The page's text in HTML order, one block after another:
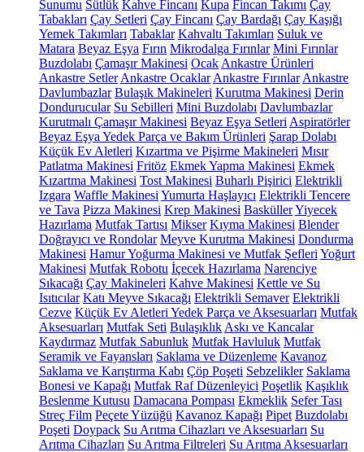
Sunumu Sütlük Kahve Fincanı Kupa Fincan Takımı Çay
Tabakları Çay Setleri Çay Fincanı Çay Bardağı Çay Kaşığı
Yemek Takımları Tabaklar Kahvaltı Takımları Suluk ve
Matara Beyaz Eşya Fırın Mikrodalga Fırınlar Mini Fırınlar
Buzdolabı Çamaşır Makinesi Ocak Ankastre Ürünleri
Ankastre Setler Ankastre Ocaklar Ankastre Fırınlar Ankastre
Davlumbazlar Bulaşık Makineleri Kurutma Makinesi Derin
Dondurucular Su Sebilleri Mini Buzdolabı Davlumbazlar
Kurutmalı Çamaşır Makinesi Beyaz Eşya Setleri Aspiratörler
Beyaz Eşya Yedek Parça ve Bakım Ürünleri Şarap Dolabı
Küçük Ev Aletleri Kızartma ve Pişirme Makineleri Mısır
Patlatma Makinesi Fritöz Ekmek Yapma Makinesi Ekmek
Kızartma Makinesi Tost Makinesi Buharlı Pişirici Elektrikli
Izgara Waffle Makinesi Yumurta Haşlayıcı Elektrikli Tencere
ve Tava Pizza Makinesi Krep Makinesi BasküllerYiyecek
Hazırlama Mutfak Tartısı Mikser Kıyma Makinesi Blender
Doğrayıcı ve Rondolar Meyve Kurutma Makinesi Dondurma
Makinesi Hamur Yoğurma Makinesi ve Mutfak Şefleri Yoğurt
Makinesi Mutfak Robotu İçecek Hazırlama Narenciye
Sıkacağı Çay Makineleri Kahve Makinesi Kettle ve Su
Isıtıcılar Katı Meyve Sıkacağı Elektrikli Semaver Elektrikli
Cezve Küçük Ev Aletleri Yedek Parça ve Aksesuarları Mutfak
Aksesuarları Mutfak Seti Bulaşıklık Askı ve Kancalar
Kaydırmaz Mutfak Sabunluk Mutfak Havluluk Mutfak
Seramik ve Fayansları Saklama ve Düzenleme Kavanoz
Saklama ve Karıştırma Kabı Çöp Poşeti Sebzelikler Saklama
Bonesi ve Kapağı Mutfak Raf Düzenleyici Poşetlik Kaşıklık
Beslenme Kutusu Damacana Pompası Ekmeklik Sefer Tası
Streç Film Peçete Yüzüğü Kavanoz Kapağı Pipet Buzdolabı
Poşeti Doypack Su Arıtma Cihazları ve Aksesuarları Su
Arıtma Cihazları Su Arıtma Filtreleri Su Arıtma Aksesuarları